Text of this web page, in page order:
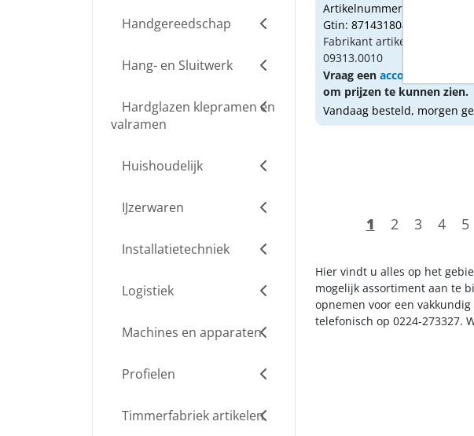
Handgereedschap
Hang- en Sluitwerk
Hardglazen klepramen en
valramen
Huishoudelijk
IJzerwaren
Installatietechniek
Logistiek
Machines en apparaten
Profielen
Timmerfabriek artikelen
Artikelnummer: 1155673
Gtin: 8714318042134
Fabrikant artikel nummer:
09313.0010
Vraag een account
om prijzen te kunnen zien.
Vandaag besteld, morgen
1 2 3 4 5
Hier vindt u alles op het
mogelijk assortiment aan te
opnemen voor een
telefonisch op 0224-273327.